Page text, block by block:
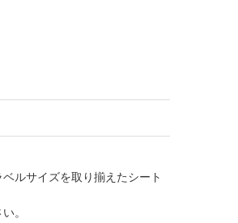
ルサイズを取り揃えたシート
。